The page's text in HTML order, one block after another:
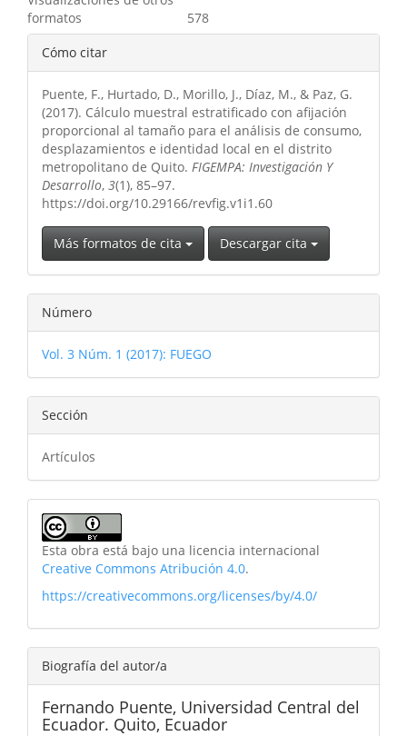
formatos
578
Detalles
del
artículo
Cómo citar
Puente, F., Hurtado, D., Morillo, J., Díaz, M., & Paz, G.
(2017). Cálculo muestral estratificado con afijación
proporcional al tamaño para el análisis de consumo,
desplazamientos e identidad local en el distrito
metropolitano de Quito. FIGEMPA: Investigación Y
Desarrollo, 3(1), 85–97.
https://doi.org/10.29166/revfig.v1i1.60
Más formatos de cita Descargar cita
Número
Vol. 3 Núm. 1 (2017): FUEGO
Sección
Artículos
Esta obra está bajo una licencia internacional
Creative Commons Atribución 4.0.
https://creativecommons.org/licenses/by/4.0/
Biografía del autor/a
Fernando Puente, Universidad Central del
Ecuador. Quito, Ecuador